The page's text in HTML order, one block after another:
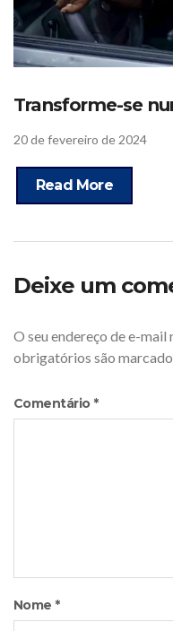
Transforme-se
20 de fevereiro de 2024
Read More
Deixe um
O seu endereço de e-mail
obrigatórios são
Comentário *
Nome *